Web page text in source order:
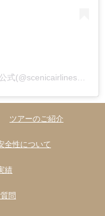
シーニック・エアラインズ・ジャパン 公式(@scenicairlines_japan)がシェアした投稿
ツアーのご紹介
全性について
績
問